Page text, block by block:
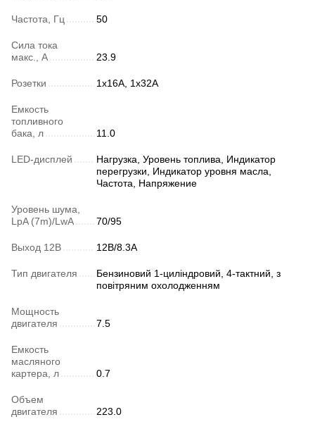
Частота, Гц 50
Сила тока
макс., А
23.9
Розетки 1x16А, 1x32А
Емкость
топливного
бака, л
11.0
LED-дисплей
Нагрузка, Уровень топлива, Индикатор
перегрузки, Индикатор уровня масла,
Частота, Напряжение
Уровень шума,
LpA (7m)/LwA
70/95
Выход 12В 12В/8.3A
Тип двигателя
Бензиновий 1-циліндровий, 4-тактний, з
повітряним охолодженням
Мощность
двигателя
7.5
Емкость
масляного
картера, л
0.7
Объем
двигателя
223.0